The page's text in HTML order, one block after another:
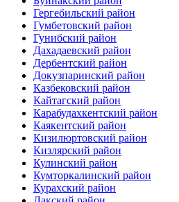
Гергебильский район
Гумбетовский район
Гунибский район
Дахадаевский район
Дербентский район
Докузпаринский район
Казбековский район
Кайтагский район
Карабудахкентский район
Каякентский район
Кизилюртовский район
Кизлярский район
Кулинский район
Кумторкалинский район
Курахский район